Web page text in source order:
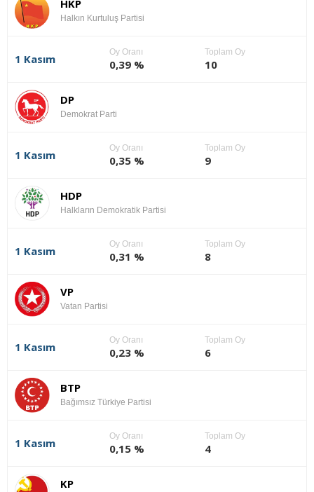
HKP
Halkın Kurtuluş Partisi
1 Kasım
Oy Oranı
0,39 %
Toplam Oy
10
DP
Demokrat Parti
1 Kasım
Oy Oranı
0,35 %
Toplam Oy
9
HDP
Halkların Demokratik Partisi
1 Kasım
Oy Oranı
0,31 %
Toplam Oy
8
VP
Vatan Partisi
1 Kasım
Oy Oranı
0,23 %
Toplam Oy
6
BTP
Bağımsız Türkiye Partisi
1 Kasım
Oy Oranı
0,15 %
Toplam Oy
4
KP